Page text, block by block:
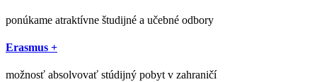
ponúkame atraktívne študijné a učebné odbory
Erasmus +
možnosť absolvovať stúdijný pobyt v zahraničí